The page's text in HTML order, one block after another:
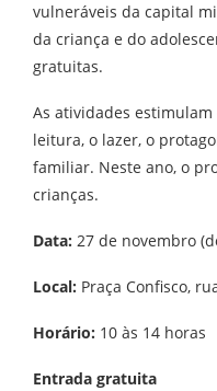
vulneráveis da capital
da criança e do
gratuitas.
As atividades
leitura, o lazer, o
familiar. Neste ano, o
crianças.
Data: 27 de novembro
Local: Praça Confisco,
Horário: 10 às 14 horas
Entrada gratuita